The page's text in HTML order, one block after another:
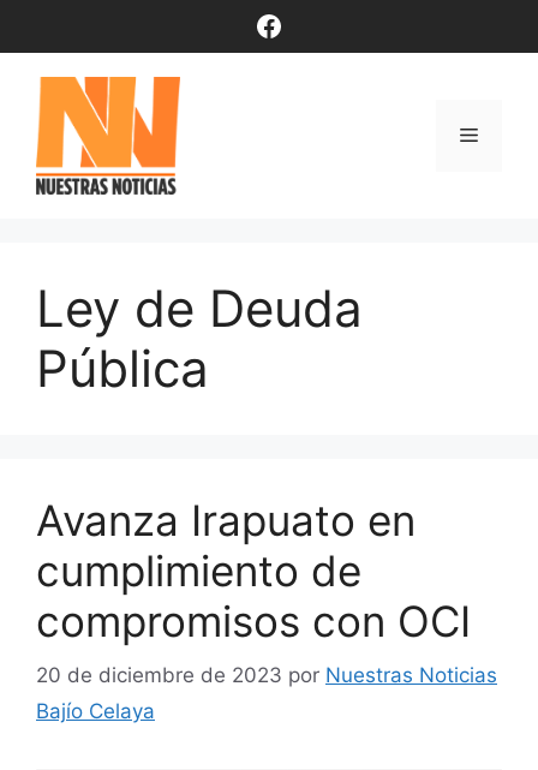
contenido
Facebook
Menú
Ley de Deuda
Pública
Avanza Irapuato en
cumplimiento de
compromisos con OCI
20 de diciembre de 2023 por Nuestras Noticias
Bajío Celaya